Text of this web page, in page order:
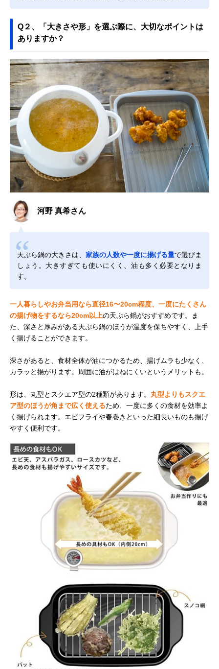
Q２、「大きさや形」を選ぶ際に、大切なポイントは
ありますか？
河野 真希さん
天ぷら鍋の大きさは、 家族の人数や一度に揚げる量で選びま
しょう。大きすぎても使いにくく、油も多く必要となりま
す。
一人暮らしやお弁当用なら直径16〜20cm程度、一度にたくさん
の揚げ物をするなら20cm以上の天ぷら鍋がおすすめです。ま
た、深さと厚みがある天ぷら鍋のほうが温度を保ちやすく、上手
く揚げることができます。
深さがあると、食材全体が油につかるため、揚げムラも少なく、
カラッと揚がります。周囲に油がはねにくいというメリットも。
形は、丸型とスクエア型の2種類があります。 丸型よりもスクエ
ア型のほうが角まで広く使えるため、一度に多くの食材を効率よ
く揚げられます。エビフライや春巻きといった細長いものも揚げ
やすく便利です。